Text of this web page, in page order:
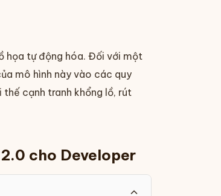
họa tự động hóa. Đối với một
mô hình này vào các quy
cạnh tranh khổng lồ, rút
cho Developer